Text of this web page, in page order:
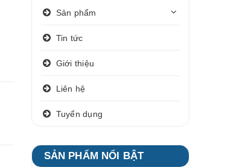
Sản phẩm
Tin tức
Giới thiệu
Liên hệ
Tuyển dụng
SẢN PHẨM NỔI BẬT